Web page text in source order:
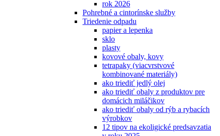
rok 2026
Pohrebné a cintorínske služby
Triedenie odpadu
papier a lepenka
sklo
plasty
kovové obaly, kovy
tetrapaky (viacvrstvové
kombinované materiály)
ako triediť jedlý olej
ako triediť obaly z produktov pre
domácich miláčikov
ako triediť obaly od rýb a rybacích
výrobkov
12 tipov na ekoligické predsavzatia